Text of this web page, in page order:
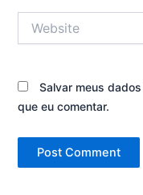
Salvar meus
que eu comentar.